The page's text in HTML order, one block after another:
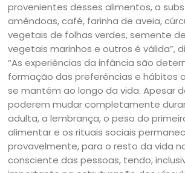
provenientes desses alimentos, a
amêndoas, café, farinha de aveia,
vegetais de folhas verdes, semente
vegetais marinhos e outros é válida”,
“As experiências da infância são
formação das preferências e hábitos
se mantém ao longo da vida. Apesar
poderem mudar completamente
adulta, a lembrança, o peso do
alimentar e os rituais sociais
provavelmente, para o resto da vida
consciente das pessoas, tendo,